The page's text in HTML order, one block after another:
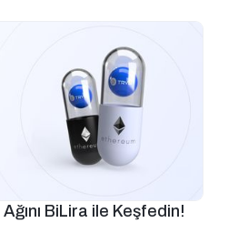
BiLira ile Keşfedin!